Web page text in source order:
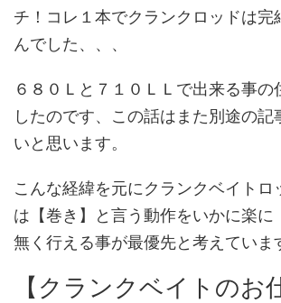
チ！コレ１本でクランクロッドは完
んでした、、、
６８０Ｌと７１０ＬＬで出来る事の
したのです、この話はまた別途の記
いと思います。
こんな経緯を元にクランクベイトロ
は【巻き】と言う動作をいかに楽に
無く行える事が最優先と考えていま
【クランクベイトのお